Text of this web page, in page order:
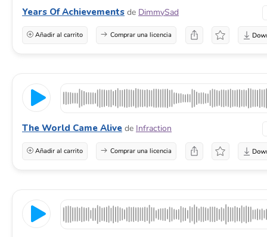
Years Of Achievements de DimmySad
Añadir al carrito Comprar una licencia
The World Came Alive de Infraction
Añadir al carrito Comprar una licencia